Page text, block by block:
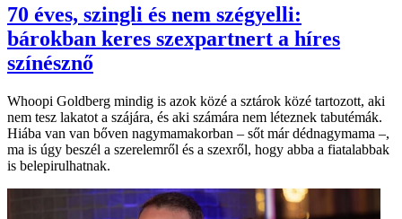
70 éves, szingli és nem szégyelli:
bárokban keres szexpartnert a híres
színésznő
Whoopi Goldberg mindig is azok közé a sztárok közé tartozott, aki
nem tesz lakatot a szájára, és aki számára nem léteznek tabutémák.
Hiába van van bőven nagymamakorban – sőt már dédnagymama –,
ma is úgy beszél a szerelemről és a szexről, hogy abba a fiatalabbak
is belepirulhatnak.